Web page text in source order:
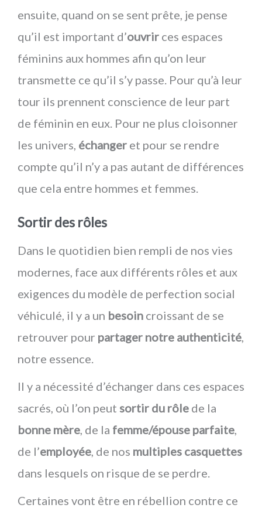
ensuite, quand on se sent prête, je pense
qu’il est important d’ouvrir ces espaces
féminins aux hommes afin qu’on leur
transmette ce qu’il s’y passe. Pour qu’à leur
tour ils prennent conscience de leur part
de féminin en eux. Pour ne plus cloisonner
les univers, échanger et pour se rendre
compte qu’il n’y a pas autant de différences
que cela entre hommes et femmes.
Sortir des rôles
Dans le quotidien bien rempli de nos vies
modernes, face aux différents rôles et aux
exigences du modèle de perfection social
véhiculé, il y a un besoin croissant de se
retrouver pour partager notre authenticité,
notre essence.
Il y a nécessité d’échanger dans ces espaces
sacrés, où l’on peut sortir du rôle de la
bonne mère, de la femme/épouse parfaite,
de l’employée, de nos multiples casquettes
dans lesquels on risque de se perdre.
Certaines vont être en rébellion contre ce